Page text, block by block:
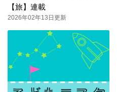
【旅】連載
2026年02年13日更新